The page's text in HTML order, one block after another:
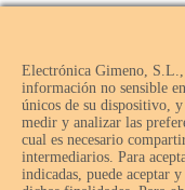
Electrónica Gimeno, S.L.,
información no sensible
únicos de su dispositivo,
medir y analizar las
cual es necesario
intermediarios. Para
indicadas, puede aceptar